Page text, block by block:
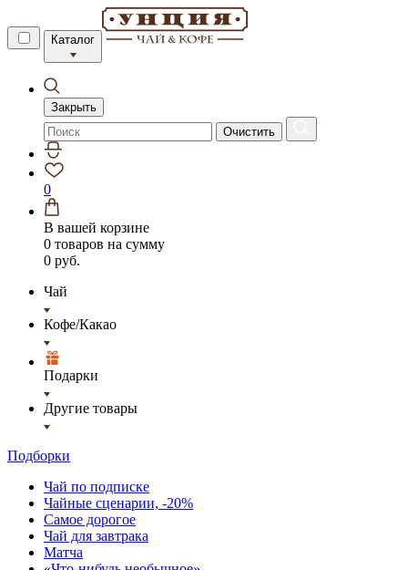
Каталог
Закрыть
Очистить
0
В вашей корзине
0 товаров на сумму
0 руб.
Чай
Кофе/Какао
Подарки
Другие товары
Подборки
Чай по подписке
Чайные сценарии, -20%
Самое дорогое
Чай для завтрака
Матча